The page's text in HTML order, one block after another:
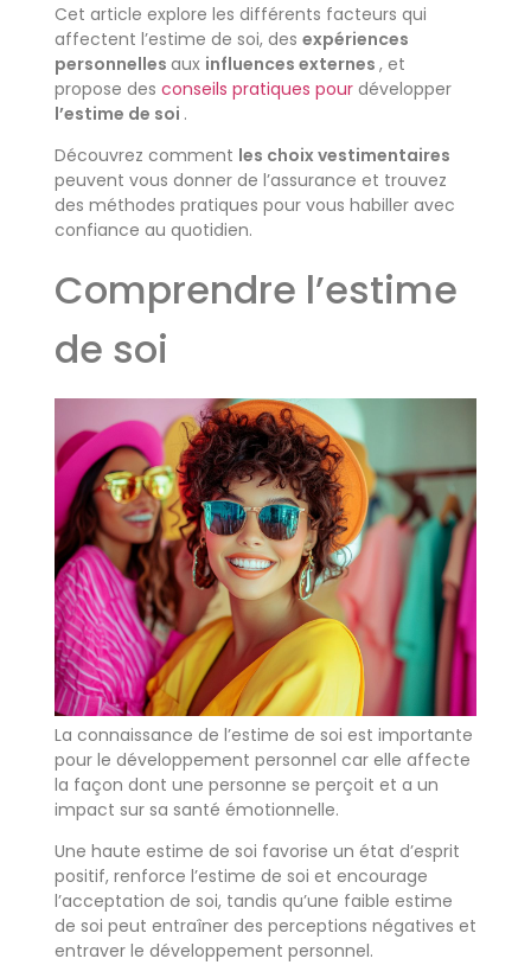
Cet article explore les différents facteurs qui
affectent l’estime de soi, des expériences
personnelles aux influences externes , et
propose des conseils pratiques pourdévelopper
l’estime de soi .
Découvrez comment les choix vestimentaires
peuvent vous donner de l’assurance et trouvez
des méthodes pratiques pour vous habiller avec
confiance au quotidien.
Comprendre l’estime
de soi
La connaissance de l’estime de soi est importante
pour le développement personnel car elle affecte
la façon dont une personne se perçoit et a un
impact sur sa santé émotionnelle.
Une haute estime de soi favorise un état d’esprit
positif, renforce l’estime de soi et encourage
l’acceptation de soi, tandis qu’une faible estime
de soi peut entraîner des perceptions négatives et
entraver le développement personnel.